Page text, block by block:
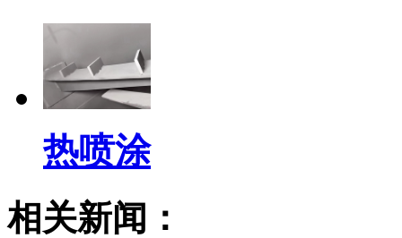
热喷涂
相关新闻：